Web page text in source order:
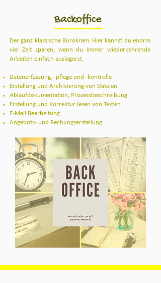
Backoffice
Der ganz klassische Bürokram. Hier kannst du enorm
viel Zeit sparen, wenn du immer wiederkehrende
Arbeiten einfach auslagerst.
Datenerfassung, -pflege und -kontrolle
Erstellung und Archivierung von Dateien
Ablaufdokumentation, Prozessbeschreibung
Erstellung und Korrektur lesen von Texten
E-Mail Bearbeitung
Angebots- und Rechungserstellung